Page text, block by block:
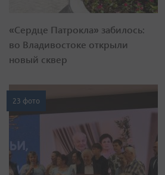
«Сердце Патрокла» забилось:
во Владивостоке открыли
новый сквер
23 фото